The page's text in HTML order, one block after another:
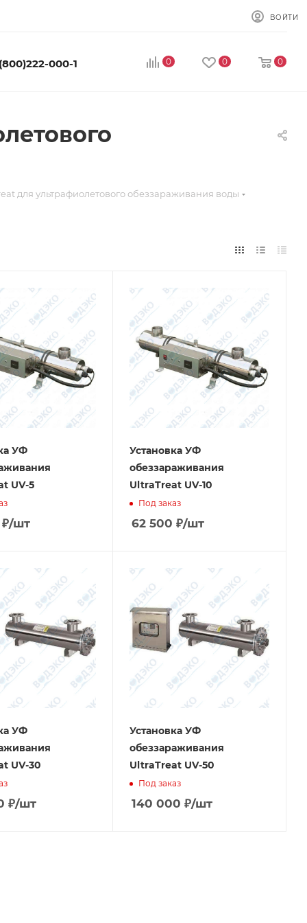
ВОЙТИ
000-1 0 0 0
для ультрафиолетового обеззараживания воды
УФ
UV-5
₽/шт
Установка УФ
обеззараживания
UltraTreat UV-10
Под заказ
62 500 ₽/шт
УФ
UV-30
₽/шт
Установка УФ
обеззараживания
UltraTreat UV-50
Под заказ
140 000 ₽/шт